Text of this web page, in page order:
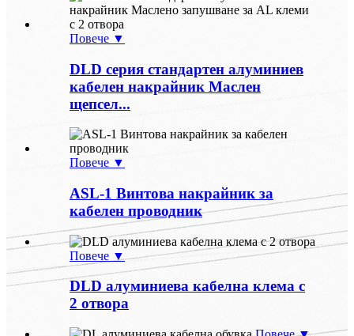
Повече ▼
DLD серия стандартен алуминиев
кабелен накрайник Маслен
щепсел...
Повече ▼
ASL-1 Винтова накрайник за
кабелен проводник
Повече ▼
DLD алуминиева кабелна клема с
2 отвора